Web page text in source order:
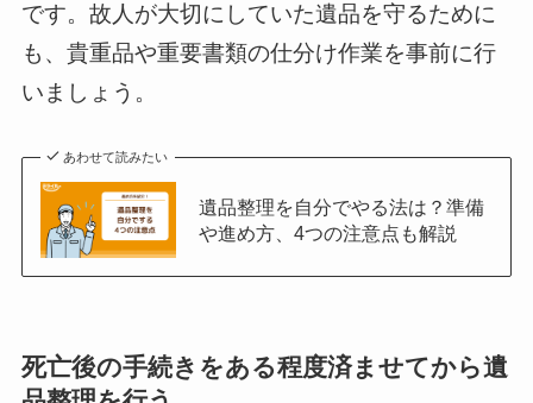
です。故人が大切にしていた遺品を守るために
も、貴重品や重要書類の仕分け作業を事前に行
いましょう。
あわせて読みたい
遺品整理を自分でやる法は？準備
や進め方、4つの注意点も解説
死亡後の手続きをある程度済ませてから遺